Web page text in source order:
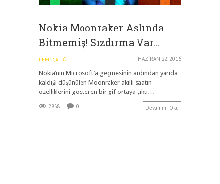
Nokia Moonraker Aslında
Bitmemiş! Sızdırma Var…
LEMI ÇALIĞ HAZIRAN 22, 2016
Nokia’nın Microsoft’a geçmesinin ardından yarıda
kaldığı düşünülen Moonraker akıllı saatin
özelliklerini gösteren bir gif ortaya çıktı…
2868 0 Devamını Oku